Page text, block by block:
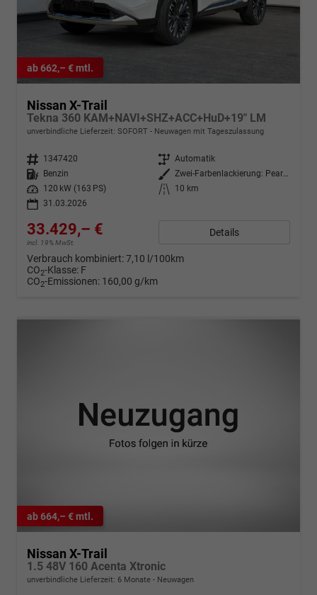
ab 662,– € mtl.
Nissan X-Trail
Tekna 360 KAM+NAVI+SHZ+ACC+HuD+19" LM
unverbindliche Lieferzeit: SOFORT Neuwagen mit Tageszulassung
Fahrzeugnr. 1347420 Getriebe Automatik
Kraftstoff
Benzin Außenfarbe
Zwei-Farbenlackierung: Pearl White / Diamond Black
Leistung
120 kW (163 PS) Kilometerstand
10 km
31.03.2026
33.429,– €
incl. 19% MwSt.
Details
Verbrauch kombiniert:7,10 l/100km
CO2-Klasse: F
CO2-Emissionen: 160,00 g/km
ab 664,– € mtl.
Nissan X-Trail
1.5 48V 160 Acenta Xtronic
unverbindliche Lieferzeit: 6 Monate Neuwagen